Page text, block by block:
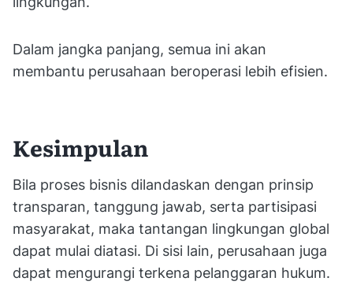
Dalam jangka panjang, semua ini akan
membantu perusahaan beroperasi lebih efisien.
Kesimpulan
Bila proses bisnis dilandaskan dengan prinsip
transparan, tanggung jawab, serta partisipasi
masyarakat, maka tantangan lingkungan global
dapat mulai diatasi. Di sisi lain, perusahaan juga
dapat mengurangi terkena pelanggaran hukum.